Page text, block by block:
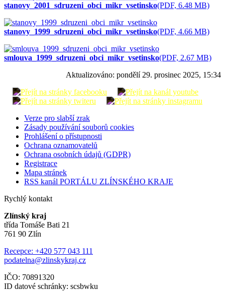
stanovy_2001_sdruzeni_obci_mikr_vsetinsko(PDF, 6.48 MB)
stanovy_1999_sdruzeni_obci_mikr_vsetinsko(PDF, 4.66 MB)
smlouva_1999_sdruzeni_obci_mikr_vsetinsko(PDF, 2.67 MB)
Aktualizováno: pondělí 29. prosinec 2025, 15:34
Verze pro slabší zrak
Zásady používání souborů cookies
Prohlášení o přístupnosti
Ochrana oznamovatelů
Ochrana osobních údajů (GDPR)
Registrace
Mapa stránek
RSS kanál PORTÁLU ZLÍNSKÉHO KRAJE
Rychlý kontakt
Zlínský kraj
třída Tomáše Bati 21
761 90 Zlín
Recepce: +420 577 043 111
podatelna@zlinskykraj.cz
IČO: 70891320
ID datové schránky: scsbwku